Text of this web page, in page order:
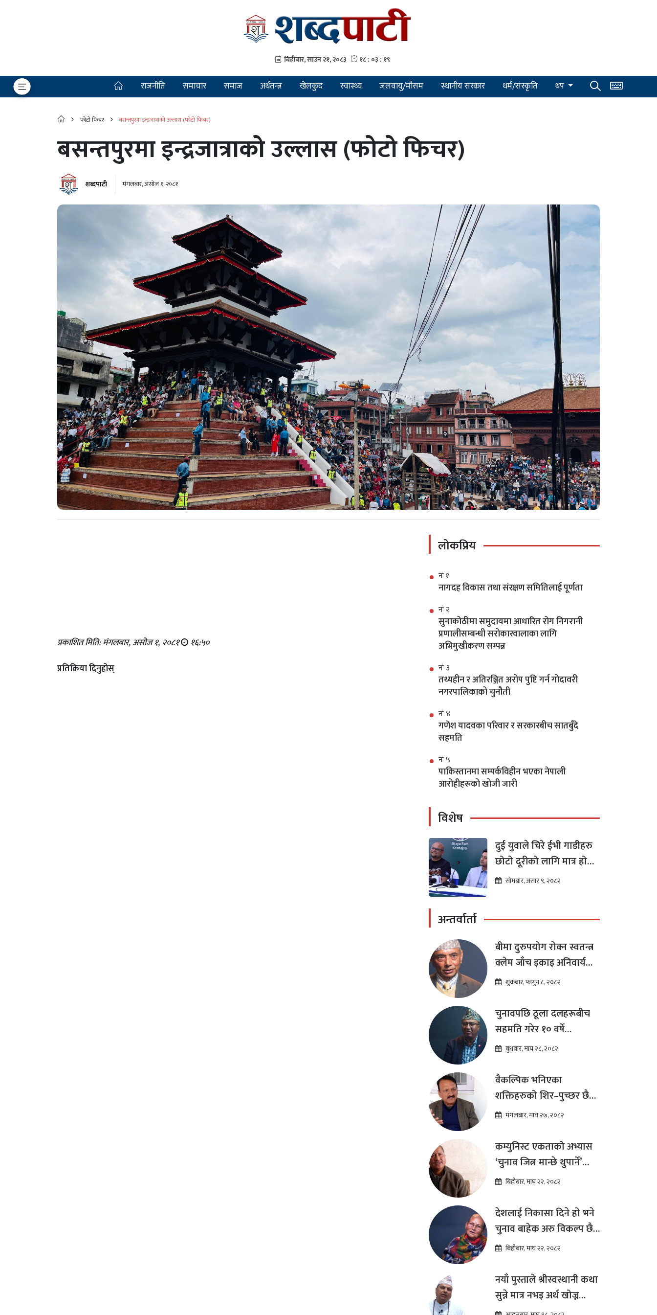
राजनीति समाचार समाज अर्थतन्त्र खेलकुद स्वास्थ्य जलवायु/मौसम स्थानीय सरकार धर्म/संस्कृति थप
फोटो फिचर बसन्तपुरमा इन्द्रजात्राको उल्लास (फोटो फिचर)
बसन्तपुरमा इन्द्रजात्राको उल्लास (फोटो फिचर)
शब्दपाटी मंगलबार, असोज १, २०८१
प्रकाशित मिति: मंगलबार, असोज १, २०८१ १६:५०
प्रतिक्रिया दिनुहोस्
लोकप्रिय
नंः १
नागदह विकास तथा संरक्षण समितिलाई पूर्णता
नंः २
सुनाकोठीमा समुदायमा आधारित रोग निगरानी
प्रणालीसम्बन्धी सरोकारवालाका लागि
अभिमुखीकरण सम्पन्न
नंः ३
तथ्यहीन र अतिरञ्जित अरोप पुष्टि गर्न गोदावरी
नगरपालिकाको चुनौती
नंः ४
गणेश यादवका परिवार र सरकारबीच सातबुँदे
सहमति
नंः ५
पाकिस्तानमा सम्पर्कविहीन भएका नेपाली
आरोहीहरूको खोजी जारी
विशेष
दुई युवाले चिरे ईभी गाडीहरु
छोटो दूरीको लागि मात्र हो
भन्ने मान्यता
सोमबार, असार ९, २०८२
अन्तर्वार्ता
बीमा दुरुपयोग रोक्न स्वतन्त्र
क्लेम जाँच इकाइ अनिवार्य
:डा. शम्भुप्रसाद आचार्य
शुक्रबार, फागुन ८, २०८२
चुनावपछि ठूला दलहरूबीच
सहमति गरेर १० वर्षे
दीर्घकालीन आर्थिक सुधार
ढकाल
बुधबार, माघ २८, २०८२
वैकल्पिक भनिएका
शक्तिहरुको शिर–पुच्छर छैन,
प्रतिस्पर्धा पूरानै दलसँग हुन्छ :
मंगलबार, माघ २७, २०८२
कम्युनिस्ट एकताको अभ्यास
‘चुनाव जित्न मान्छे थुपार्ने’
माध्यम मात्र हो : विप्लव
बिहीबार, माघ २२, २०८२
देशलाई निकासा दिने हो भने
चुनाव बाहेक अरु विकल्प छैन
: अष्टलक्ष्मी शाक्य
बिहीबार, माघ २२, २०८२
नयाँ पुस्ताले श्रीस्वस्थानी कथा
सुन्ने मात्र नभइ अर्थ खोज्न
थालेका छन : ज्योतिष तारा